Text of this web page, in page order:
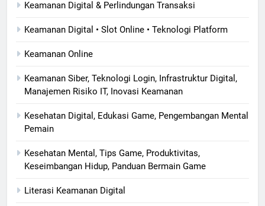
Keamanan Digital & Perlindungan Transaksi
Keamanan Digital • Slot Online • Teknologi Platform
Keamanan Online
Keamanan Siber, Teknologi Login, Infrastruktur Digital,
Manajemen Risiko IT, Inovasi Keamanan
Kesehatan Digital, Edukasi Game, Pengembangan Mental
Pemain
Kesehatan Mental, Tips Game, Produktivitas,
Keseimbangan Hidup, Panduan Bermain Game
Literasi Keamanan Digital